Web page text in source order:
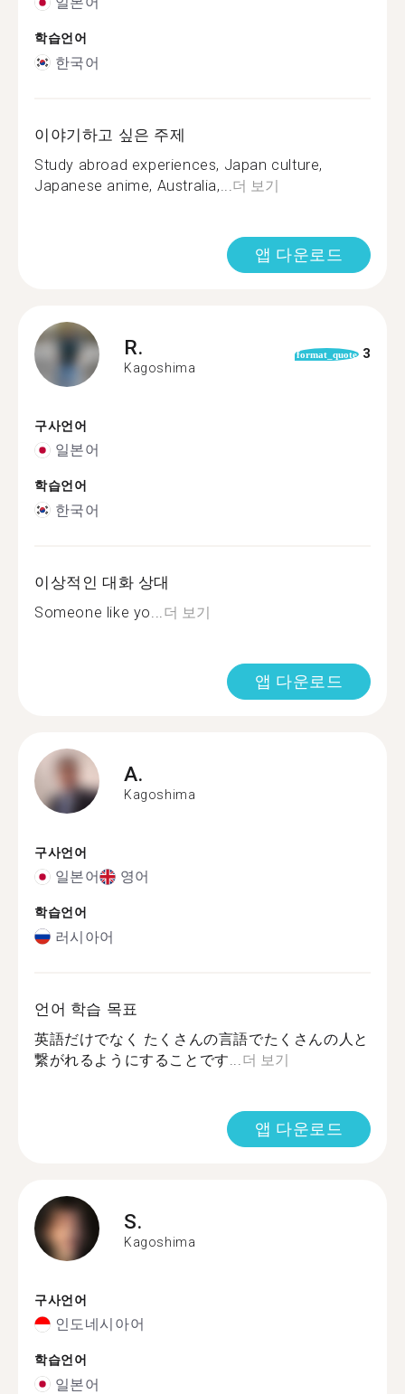
학습언어
한국어
이야기하고 싶은 주제
Study abroad experiences, Japan culture,
Japanese anime, Australia,... 더 보기
앱 다운로드
R.
Kagoshima
format_quote 3
구사언어
일본어
학습언어
한국어
이상적인 대화 상대
Someone like yo... 더 보기
앱 다운로드
A.
Kagoshima
구사언어
일본어 영어
학습언어
러시아어
언어 학습 목표
英語だけでなく たくさんの言語でたくさんの人と
繋がれるようにすることです... 더 보기
앱 다운로드
S.
Kagoshima
구사언어
인도네시아어
학습언어
일본어